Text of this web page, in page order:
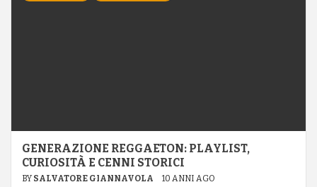
GENERAZIONE REGGAETON: PLAYLIST,
CURIOSITÀ E CENNI STORICI
BY SALVATORE GIANNAVOLA 10 ANNI AGO